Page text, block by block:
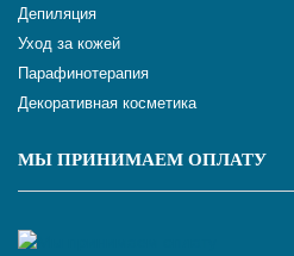
Депиляция
Уход за кожей
Парафинотерапия
Декоративная косметика
МЫ ПРИНИМАЕМ ОПЛАТУ